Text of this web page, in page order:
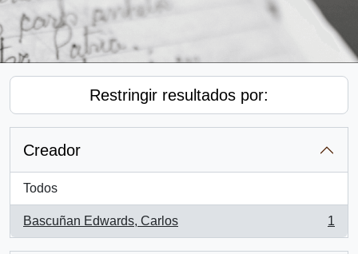
Restringir resultados por:
Creador
Todos
Bascuñan Edwards, Carlos
, 1 resultados
1